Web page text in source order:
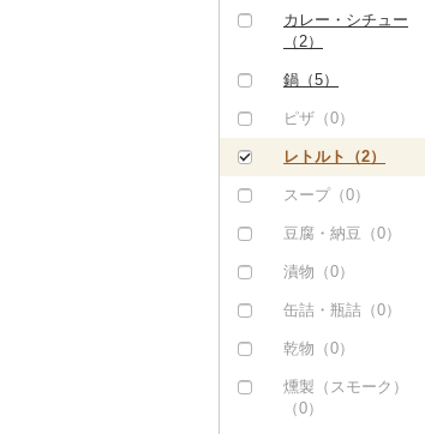
プリン（0）
カステラ（0）
アイス・ジェラート
（3）
その他洋菓子（0）
煎餅・おかき（0）
羊羹（0）
饅頭（0）
大福（0）
そば（1）
そうめん（0）
その他麺（0）
餃子（1）
その他惣菜（0）
カレー・シチュー
（2）
カレー（2）
シチュー（0）
鍋（5）
肉（5）
魚（0）
その他鍋（0）
ピザ（0）
レトルト（2）
スープ（0）
豆腐・納豆（0）
漬物（0）
缶詰・瓶詰（0）
乾物（0）
燻製（スモーク）
（0）